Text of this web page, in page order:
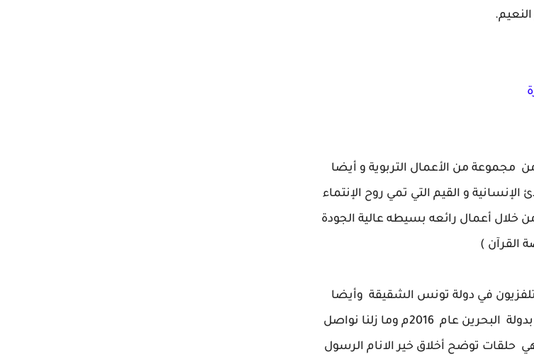
مجموعة من الأعمال التربوية و أيضا
و القيم التي تمي روح الإنتماء
خلال أعمال رائعه بسيطه عالية الجودة
القرآن )
في دولة تونس الشقيقة وأيضا
بالجائزة الفضية وذلك في مهرجان الخليج 14 وذلك للإذاعة والتلفزيون بدولة البحرين عام 2016م وما زلنا نواصل
توضح أخلاق خير الانام الرسول